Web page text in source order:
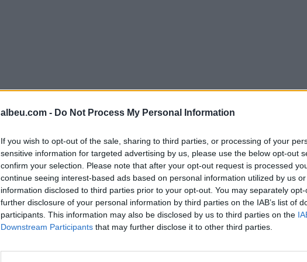
albeu.com - Do Not Process My Personal Information
If you wish to opt-out of the sale, sharing to third parties, or processing of your
sensitive information for targeted advertising by us, please use the below opt-out
confirm your selection. Please note that after your opt-out request is processed
continue seeing interest-based ads based on personal information utilized by us
information disclosed to third parties prior to your opt-out. You may separately
further disclosure of your personal information by third parties on the IAB’s list of
participants. This information may also be disclosed by us to third parties on the
Downstream Participants that may further disclose it to other third parties.